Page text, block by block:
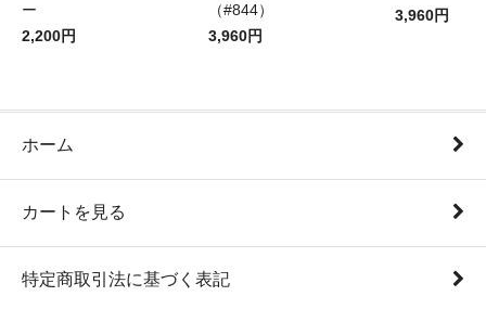
ー
2,200円
（#844）
3,960円
3,960円
ホーム
カートを見る
特定商取引法に基づく表記